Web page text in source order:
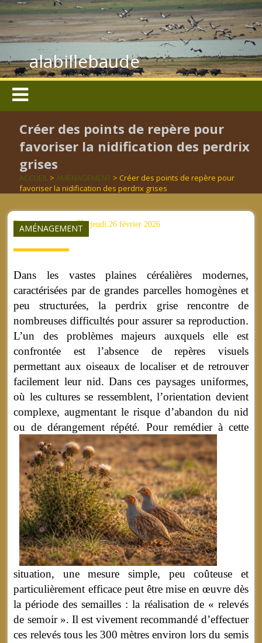
alabillebaude
Créer des points de repère pour
favoriser la nidification des perdrix
grises
ACCUEIL >AMÉNAGEMENT > Créer des points de repère pour
favoriser la nidification des perdrix grises
AMÉNAGEMENT
aucun mot clé jeudi 26 février 2026
Dans les vastes plaines céréalières modernes,
caractérisées par de grandes parcelles homogènes et
peu structurées, la perdrix grise rencontre de
nombreuses difficultés pour assurer sa reproduction.
L’un des problèmes majeurs auxquels elle est
confrontée est l’absence de repères visuels
permettant aux oiseaux de localiser et de retrouver
facilement leur nid. Dans ces paysages uniformes,
où les cultures se ressemblent, l’orientation devient
complexe, augmentant le risque d’abandon du nid
ou de dérangement répété. Pour remédier à cette
situation, une mesure simple, peu coûteuse et
particulièrement efficace peut être mise en œuvre dès
la période des semailles : la réalisation de « relevés
de semoir ». Il est vivement recommandé d’effectuer
ces relevés tous les 300 mètres environ lors du semis